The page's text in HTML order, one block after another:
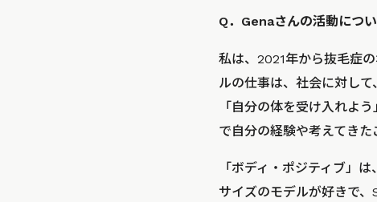
Q．Genaさんの活動につ
私は、2021年から抜毛症
ルの仕事は、社会に対し
「自分の体を受け入れよ
で自分の経験や考えてきた
「ボディ・ポジティブ」
サイズのモデルが好きで